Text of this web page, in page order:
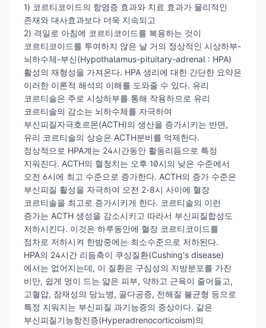
1) 코르티코이드의 항염증 효과와 치료 효과가 물리적인
존재와 대사효과보다 더욱 지속되고
2) 격일로 아침에 코르티코이드를 복용하는 것이
코르티코이드를 투여하지 않은 날 거의 정상적인 시상하부-
뇌하수체-부신(Hypothalamus-pituitary-adrenal : HPA)
활성의 재형성을 가져온다. HPA 생리에 대한 간단한 요약은
이러한 이론적 해석의 이해를 도와줄 수 있다. 유리
코르티솔은 주로 시상하부를 통해 작용하므로 유리
코르티솔의 감소는 뇌하수체를 자극하여
부신피질자극호르몬(ACTH)의 생산을 증가시키는 반면,
유리 코르티솔의 상승은 ACTH분비를 억제한다.
정상적으로 HPA계는 24시간동안 활동리듬으로 특정
지워진다. ACTH의 혈청치는 오후 10시의 낮은 수준에서
오전 6시에 최고 수준으로 증가한다. ACTH의 증가 수준은
부신피질 활성을 자극하여 오전 2-8시 사이에 혈장
코르티솔을 최고로 증가시키게 한다. 코르티솔의 이런
증가는 ACTH 생성을 감소시키고 따라서 부신피질합성도
저하시킨다. 이것은 하루동안에 혈장 코르티코이드를
점차로 저하시켜 한밤중에는 최소수준으로 저하된다.
HPA의 24시간 리듬축이 쿠싱질환(Cushing's disease)
에서는 없어지는데, 이 질환은 구심성의 지방분포를 가진
비만, 쉽게 멍이 드는 얇은 피부, 약하고 근육이 줄어들고,
고혈압, 잠재성의 당뇨병, 골다공증, 전해질 불균형 등으로
특정 지워지는 부신피질 과기능증의 증상이다. 같은
부신피질기능항진증(Hyperadrenocorticoism)의